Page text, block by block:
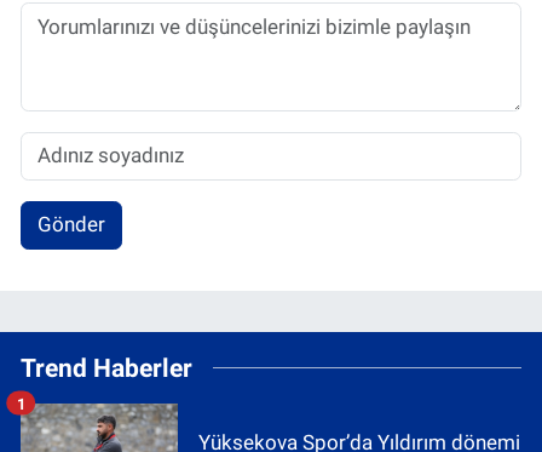
Gönder
Trend Haberler
Yüksekova Spor’da Yıldırım dönemi
1